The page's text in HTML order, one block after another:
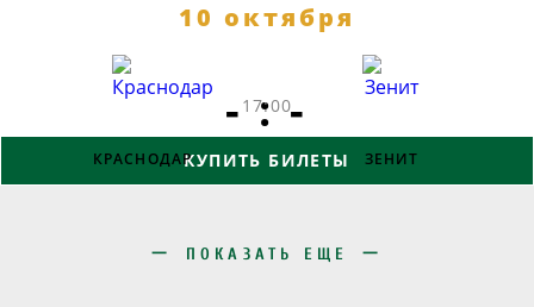
10 октября
КРАСНОДАР
- : -
ЗЕНИТ
17:00
КУПИТЬ БИЛЕТЫ
ПОКАЗАТЬ ЕЩЕ